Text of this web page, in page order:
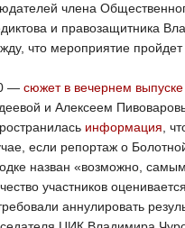
члена
и правозащитника
что мероприятие пройдет
— сюжет в вечернем
и Алексеем
информация ,
если репортаж о
назван «возможно,
участников
аннулировать